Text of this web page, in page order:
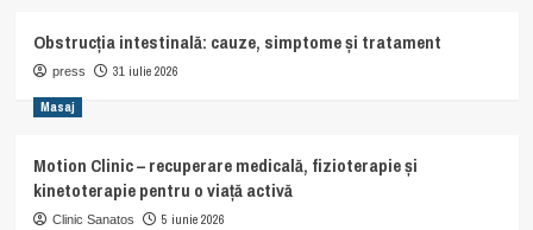
Obstrucția intestinală: cauze, simptome și tratament
press 31 iulie 2026
Masaj
Motion Clinic – recuperare medicală, fizioterapie și
kinetoterapie pentru o viață activă
Clinic Sanatos 5 iunie 2026